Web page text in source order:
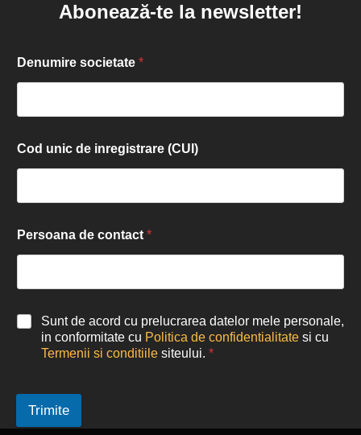
Abonează-te la newsletter!
Denumire societate *
Cod unic de inregistrare (CUI)
Persoana de contact *
Sunt de acord cu prelucrarea datelor mele personale,
in conformitate cu Politica de confidentialitate si cu
Termenii si conditiile siteului. *
Trimite